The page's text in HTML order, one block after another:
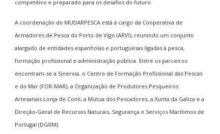
competitivo e preparado para os desafios do futuro.
A coordenação do MUDARPESCA está a cargo da Cooperativa de
Armadores de Pesca do Porto de Vigo (ARVI), reunindo um conjunto
alargado de entidades espanholas e portuguesas ligadas à pesca,
formação profissional e administração pública. Entre os parceiros
encontram-se a Sinerxia, o Centro de Formação Profissional das Pescas
e do Mar (FOR-MAR), a Organização de Produtores Pesqueiros
Artesanais Lonja de Conil, a Mútua dos Pescadores, a Xunta da Galiza e a
Direção-Geral de Recursos Naturais, Segurança e Serviços Marítimos de
Portugal (DGRM).